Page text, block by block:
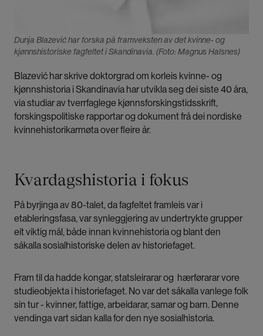
Dunja Blazević har forska på framveksten av det kvinne- og
kjønnshistoriske fagfeltet i Skandinavia. (Foto: Magnus Halsnes)
Blazević har skrive doktorgrad om korleis kvinne- og
kjønnshistoria i Skandinavia har utvikla seg dei siste 40 åra,
via studiar av tverrfaglege kjønnsforskingstidsskrift,
forskingspolitiske rapportar og dokument frå dei nordiske
kvinnehistorikarmøta over fleire år.
Kvardagshistoria i fokus
På byrjinga av 80-talet, da fagfeltet framleis var i
etableringsfasa, var synleggjering av undertrykte grupper
eit viktig mål, både innan kvinnehistoria og blant den
såkalla sosialhistoriske delen av historiefaget.
Fram til da hadde kongar, statsleirarar og hærførarar vore
studieobjekta i historiefaget. No var det såkalla vanlege folk
sin tur - kvinner, fattige, arbeidarar, samar og barn. Denne
vendinga vart sidan kalla for den nye sosialhistoria.